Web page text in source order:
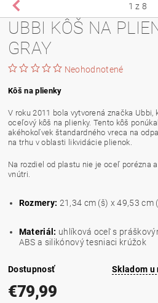
1 z 8
UBBI KÔŠ NA
GRAY
Neohodnotené
Kôš na plienky
V roku 2011 bola vytvorená značka Ubbi,
oceľový kôš na plienky. Tento kôš
akéhokoľvek štandardného vreca na
na trhu v oblasti likvidácie plienok.
Na rozdiel od plastu nie je oceľ porézna
vnútri.
Rozmery: 21,34 cm (š) x 49,53 cm
Materiál: uhlíková oceľ s
ABS a silikónový tesniaci krúžok
Dostupnosť Skladom u
€79,99